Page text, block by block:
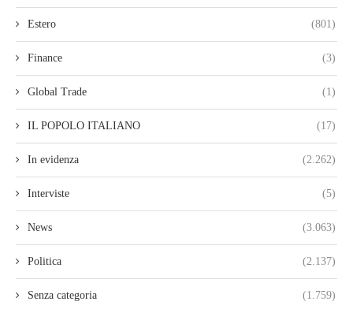
Estero (801)
Finance (3)
Global Trade (1)
IL POPOLO ITALIANO (17)
In evidenza (2.262)
Interviste (5)
News (3.063)
Politica (2.137)
Senza categoria (1.759)